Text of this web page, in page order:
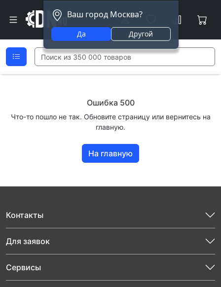
Ваш город Москва?
Да Другой
Ошибка 500
Что-то пошло не так. Обновите страницу или вернитесь на
главную.
На главную
Контакты
Для заявок
Сервисы